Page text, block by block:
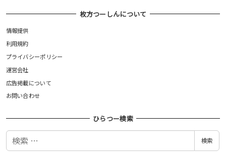
枚方つーしんについて
情報提供
利用規約
プライバシーポリシー
運営会社
広告掲載について
お問い合わせ
ひらつー検索
検
検索